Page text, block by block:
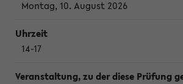
Montag, 10. August 2026
14-17